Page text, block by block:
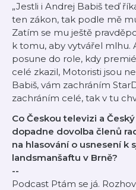
„Jestli i Andrej Babiš teď
ten zákon, tak podle mě
Zatím se mu ještě
k tomu, aby vytvářel mlhu.
posune do role, kdy
celé zkazil, Motoristi jsou
Babiš, vám zachráním
zachráním celé, tak v tu
Co Českou televizi a
dopadne dovolba členů
na hlasování o usnesení
landsmanšaftu v Brně?
--
Podcast Ptám se já.